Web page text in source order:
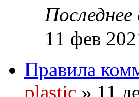
11 фев
Правила
plastic » 11